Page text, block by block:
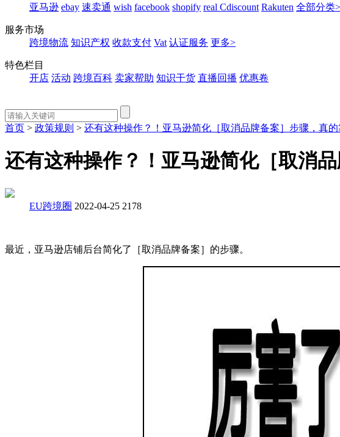
亚马逊 ebay 速卖通 wish facebook shopify real Cdiscount Rakuten 全部分类>
服务市场
跨境物流 知识产权 收款支付 Vat 认证服务 更多>
特色栏目
开店 活动 跨境百科 卖家帮助 知识干货 直播回播 优惠卷
首页 > 政策规则 > 还有这种操作？！亚马逊简化［取消品牌备案］步骤，真的
还有这种操作？！亚马逊简化［取消
EU跨境圈 2022-04-25 2178
最近，亚马逊店铺后台简化了［取消品牌备案］的步骤。